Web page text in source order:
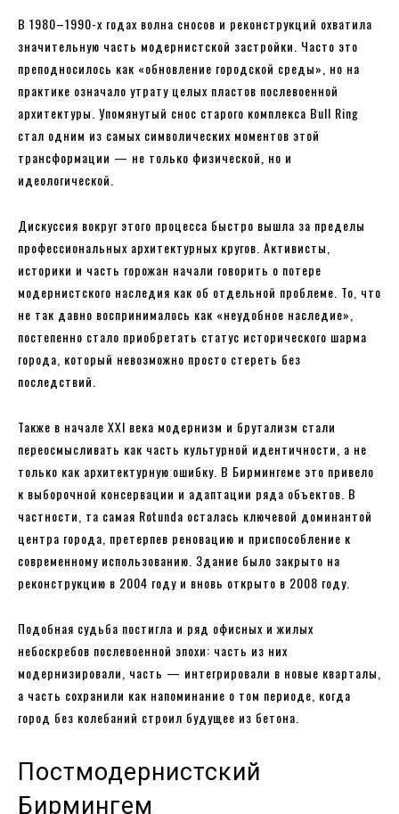
В 1980–1990-х годах волна сносов и реконструкций охватила
значительную часть модернистской застройки. Часто это
преподносилось как «обновление городской среды», но на
практике означало утрату целых пластов послевоенной
архитектуры. Упомянутый снос старого комплекса Bull Ring
стал одним из самых символических моментов этой
трансформации — не только физической, но и
идеологической.
Дискуссия вокруг этого процесса быстро вышла за пределы
профессиональных архитектурных кругов. Активисты,
историки и часть горожан начали говорить о потере
модернистского наследия как об отдельной проблеме. То, что
не так давно воспринималось как «неудобное наследие»,
постепенно стало приобретать статус исторического шарма
города, который невозможно просто стереть без
последствий.
Также в начале XXI века модернизм и брутализм стали
переосмысливать как часть культурной идентичности, а не
только как архитектурную ошибку. В Бирмингеме это привело
к выборочной консервации и адаптации ряда объектов. В
частности, та самая Rotunda осталась ключевой доминантой
центра города, претерпев реновацию и приспособление к
современному использованию. Здание было закрыто на
реконструкцию в 2004 году и вновь открыто в 2008 году.
Подобная судьба постигла и ряд офисных и жилых
небоскребов послевоенной эпохи: часть из них
модернизировали, часть — интегрировали в новые кварталы,
а часть сохранили как напоминание о том периоде, когда
город без колебаний строил будущее из бетона.
Постмодернистский
Бирмингем